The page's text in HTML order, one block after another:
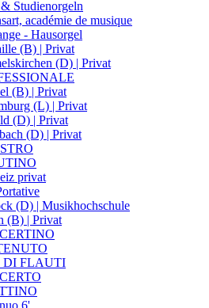
Studienorgeln
académie de musique
- Hausorgel
(B) | Privat
(D) | Privat
(B) | Privat
(L) | Privat
(D) | Privat
(D) | Privat
privat
(D) | Musikhochschule
(B) | Privat
DI FLAUTI
6'